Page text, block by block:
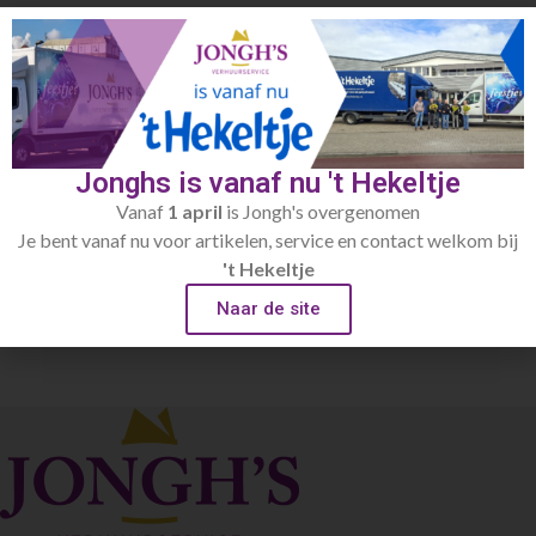
€2.00
incl.afwaskosten
Toevoegen aan verlanglijst
Artikelnummer:438
Schalen / kommen
Jonghs is vanaf nu 't Hekeltje
Vanaf 1 april is Jongh's overgenomen
Je bent vanaf nu voor artikelen, service en contact welkom bij
't Hekeltje
Naar de site